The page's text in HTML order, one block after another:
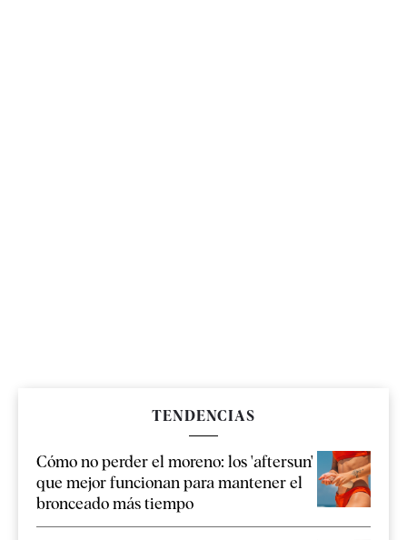
TENDENCIAS
Cómo no perder el moreno: los 'aftersun'
que mejor funcionan para mantener el
bronceado más tiempo